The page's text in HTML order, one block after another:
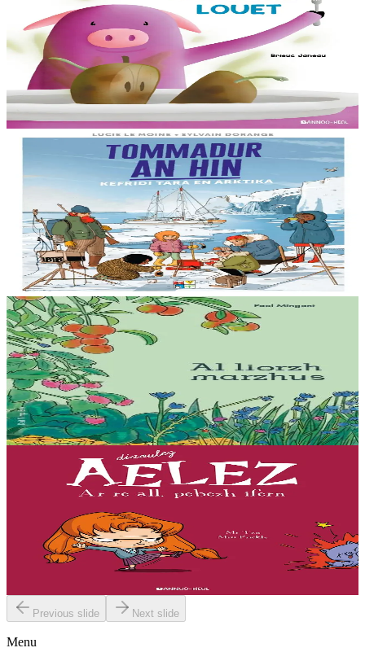
Soubenn louet
Rozig prépare avec attention une soupe pour ses amis. Un invité
surprise va-t-il gâcher la fête ? Cet album mêlant humour et suspense
permettra aussi...
En stock8,00 €
8 ans et plus
Bannoù-heol
Le réchauffement climatique : Mission Tara en
Arctique
Billy connaît bien la mer et le réchauffement climatique : sa maman
étudie la fonte des glaces à bord d’un voilier scientifique, la goélette
Tara....
En stock15,00 €
15 ans et plus
Bannoù-heol
Al liorzh marzhus
Comment créer son potager ? Comment entretenir son jardin et
favoriser la biodiversité ? Des conseils jardinage initialement parus
dans la revue Ya!...
En stock18,00 €
L'enfer, c'est les autres
« Que ce soit pour faire enrager mes parents, torturer mon stupide
chat, lutter contre Jade et ses copines ou briser le coeur de
Geoffroy... j'ai toujours une idée intéressante !...
Previous slide Next slide
Menu